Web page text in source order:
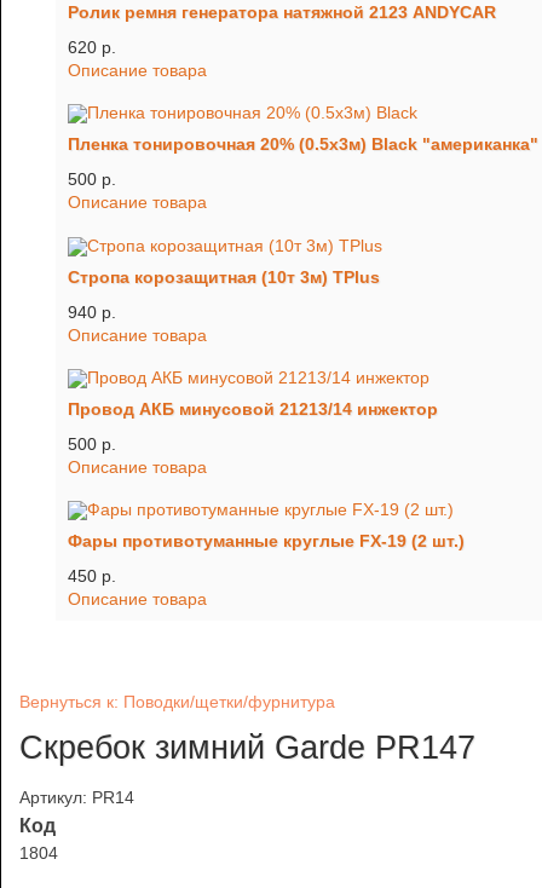
Ролик ремня генератора натяжной 2123 ANDYCAR
620 p.
Описание товара
Пленка тонировочная 20% (0.5х3м) Black "американка"
500 p.
Описание товара
Стропа корозащитная (10т 3м) TРlus
940 p.
Описание товара
Провод АКБ минусовой 21213/14 инжектор
500 p.
Описание товара
Фары противотуманные круглые FX-19 (2 шт.)
450 p.
Описание товара
Вернуться к: Поводки/щетки/фурнитура
Скребок зимний Garde PR147
Артикул: PR14
Код
1804